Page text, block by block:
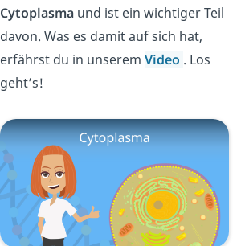
Cytoplasma und ist ein wichtiger Teil
davon. Was es damit auf sich hat,
erfährst du in unseremVideo . Los
geht’s!